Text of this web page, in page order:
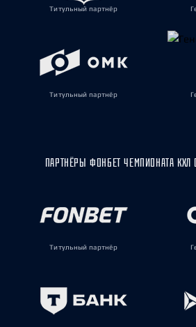
Титульный партнёр
Титульный партнёр
ПАРТНЁРЫ ФОНБЕТ ЧЕМПИОНАТА КХЛ
Титульный партнёр